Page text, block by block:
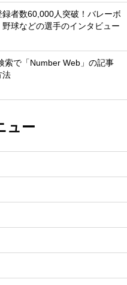
者数60,000人突破！バレーボ
球などの選手のインタビュー
索で「Number Web」の記事
法
ュー